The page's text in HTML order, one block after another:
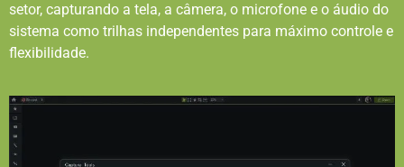
setor, capturando a tela, a câmera, o microfone e o áudio do
sistema como trilhas independentes para máximo controle e
flexibilidade.